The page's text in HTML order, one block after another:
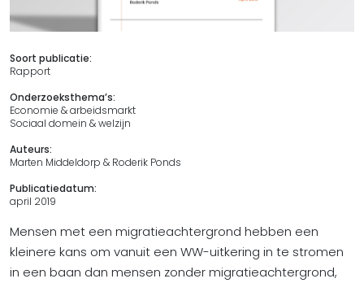
Soort publicatie:
Rapport
Onderzoeksthema’s:
Economie & arbeidsmarkt
Sociaal domein & welzijn
Auteurs:
Marten Middeldorp & Roderik Ponds
Publicatiedatum:
april 2019
Mensen met een migratieachtergrond hebben een
kleinere kans om vanuit een WW-uitkering in te stromen
in een baan dan mensen zonder migratieachtergrond,